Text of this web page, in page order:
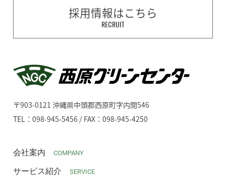
採用情報はこちら
RECRUIT
〒903-0121 沖縄県中頭郡西原町字内間546
TEL：098-945-5456 / FAX：098-945-4250
会社案内 COMPANY
サービス紹介 SERVICE